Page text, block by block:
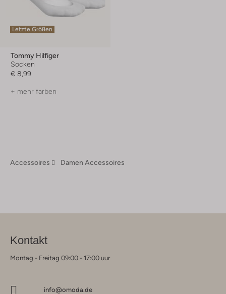
Letzte Größen
Tommy Hilfiger
Socken
€ 8,99
+ mehr farben
Accessoires Damen Accessoires
Kontakt
Montag - Freitag 09:00 - 17:00 uur
info@omoda.de